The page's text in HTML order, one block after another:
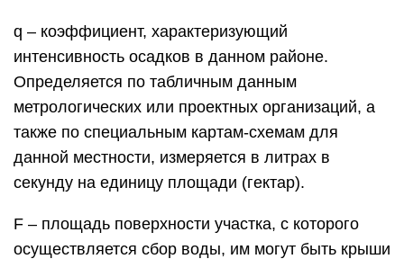
q – коэффициент, характеризующий
интенсивность осадков в данном районе.
Определяется по табличным данным
метрологических или проектных организаций, а
также по специальным картам-схемам для
данной местности, измеряется в литрах в
секунду на единицу площади (гектар).
F – площадь поверхности участка, с которого
осуществляется сбор воды, им могут быть крыши